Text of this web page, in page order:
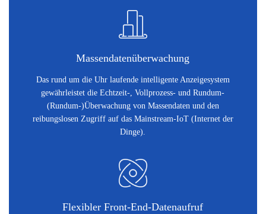
Massendatenüberwachung
Das rund um die Uhr laufende intelligente Anzeigesystem
gewährleistet die Echtzeit-, Vollprozess- und Rundum-
(Rundum-)Überwachung von Massendaten und den
reibungslosen Zugriff auf das Mainstream-IoT (Internet der
Dinge).
Flexibler Front-End-Datenaufruf